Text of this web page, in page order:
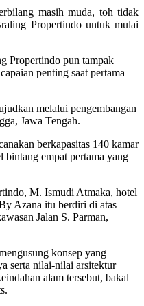
masih muda, toh tidak
Propertindo untuk mulai
Propertindo pun tampak
penting saat pertama
melalui pengembangan
Jawa Tengah.
berkapasitas 140 kamar
bintang empat pertama yang
M. Ismudi Atmaka, hotel
Azana itu berdiri di atas
Jalan S. Parman,
konsep yang
serta nilai-nilai arsitektur
alam tersebut, bakal